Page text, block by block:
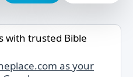
with trusted Bible
as your